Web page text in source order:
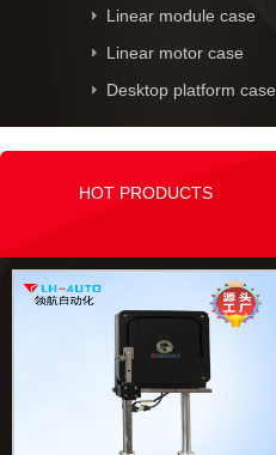
Linear module case
Linear motor case
Desktop platform case
HOT PRODUCTS